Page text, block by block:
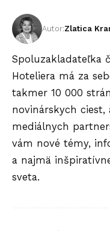
Autor:Zlatica
Spoluzakladateľka
Hoteliera má za
takmer 10 000
novinárskych ciest,
mediálnych
vám nové témy,
a najmä
sveta.